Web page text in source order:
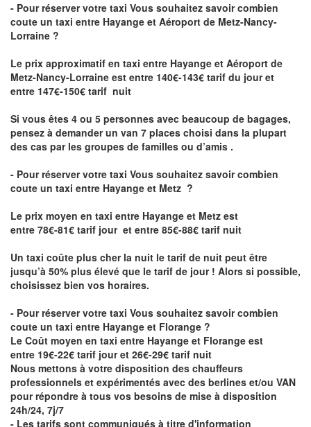
- Pour réserver votre taxi Vous souhaitez savoircombien
coute un taxi entre Hayange et Aéroport de Metz-Nancy-
Lorraine ?
Le prix approximatif en taxi entre Hayange et Aéroport de
Metz-Nancy-Lorraine est entre 140€-143€ tarif du jour et
entre 147€-150€ tarif nuit
Si vous êtes 4 ou 5 personnes avec beaucoup de bagages,
pensez à demander un van 7 places choisi dans la plupart
des cas par les groupes de familles ou d’amis .
- Pour réserver votre taxi Vous souhaitez savoircombien
coute un taxi entre Hayange et Metz ?
Le prix moyen en taxi entre Hayange et Metz est
entre 78€-81€ tarif jour et entre 85€-88€ tarif nuit
Un taxi coûte plus cher la nuit le tarif de nuit peut être
jusqu’à 50% plus élevé que le tarif de jour ! Alors si possible,
choisissez bien vos horaires.
- Pour réserver votre taxi Vous souhaitez savoircombien
coute un taxi entre Hayange et Florange ?
Le Coût moyen en taxi entre Hayange et Florange est
entre 19€-22€ tarif jour et 26€-29€ tarif nuit
Nous mettons à votre disposition des chauffeurs
professionnels et expérimentés avec des berlines et/ou VAN
pour répondre à tous vos besoins de mise à disposition
24h/24, 7j/7
- Les tarifs sont communiqués à titre d'information